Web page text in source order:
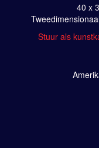
40 x
Stuur als